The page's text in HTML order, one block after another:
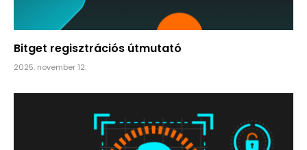
Bitget regisztrációs útmutató
2025. november 12.